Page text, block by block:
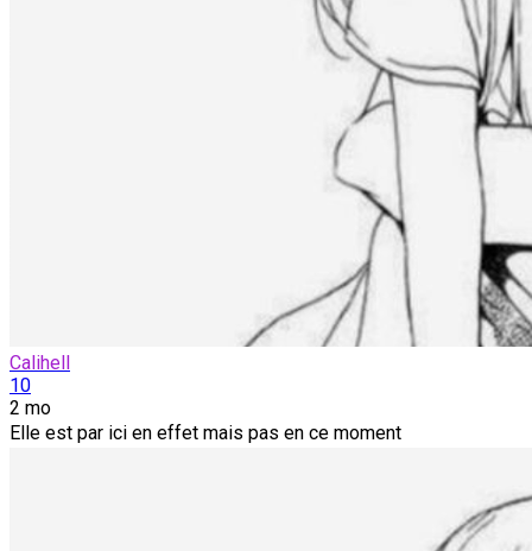
Calihell
10
2 mo
Elle est par ici en effet mais pas en ce moment